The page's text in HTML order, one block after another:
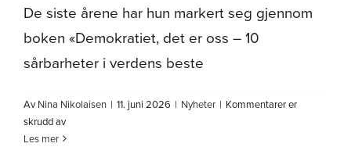
De siste årene har hun markert seg gjennom
boken «Demokratiet, det er oss – 10
sårbarheter i verdens beste
AvNina Nikolaisen | 11. juni 2026 | Nyheter | Kommentarer er
skrudd avfor
Jette
Les mer